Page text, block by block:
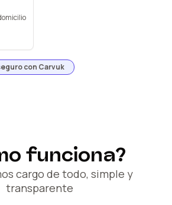
con Carvuk
funciona?
cargo de todo, simple y
transparente